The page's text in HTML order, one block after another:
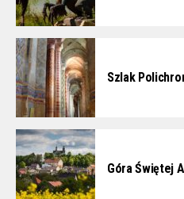
Szlak
Góra Świętej